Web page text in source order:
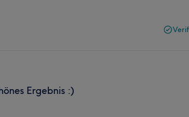
Ergebnis :)